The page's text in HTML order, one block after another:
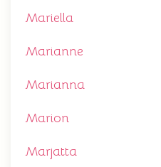
Mariella
Marianne
Marianna
Marion
Marjatta